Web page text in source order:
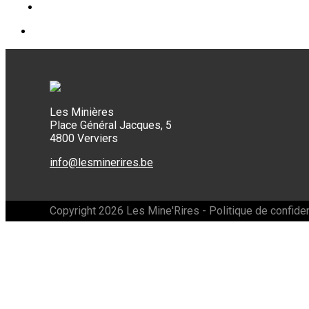
Les Minières
Place Général Jacques, 5
4800 Verviers
info@lesminerires.be
Copyright 2026 Les Mine'Rires - Politique de